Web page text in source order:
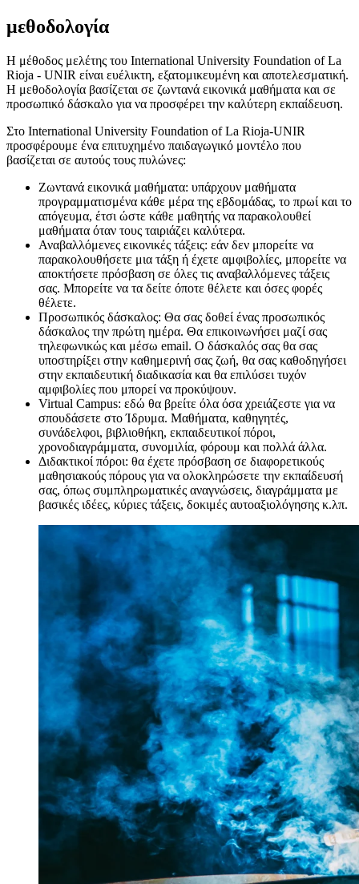
μεθοδολογία
Η μέθοδος μελέτης του International University Foundation of La
Rioja - UNIR είναι ευέλικτη, εξατομικευμένη και αποτελεσματική.
Η μεθοδολογία βασίζεται σε ζωντανά εικονικά μαθήματα και σε
προσωπικό δάσκαλο για να προσφέρει την καλύτερη εκπαίδευση.
Στο International University Foundation of La Rioja-UNIR
προσφέρουμε ένα επιτυχημένο παιδαγωγικό μοντέλο που
βασίζεται σε αυτούς τους πυλώνες:
Ζωντανά εικονικά μαθήματα: υπάρχουν μαθήματα
προγραμματισμένα κάθε μέρα της εβδομάδας, το πρωί και το
απόγευμα, έτσι ώστε κάθε μαθητής να παρακολουθεί
μαθήματα όταν τους ταιριάζει καλύτερα.
Αναβαλλόμενες εικονικές τάξεις: εάν δεν μπορείτε να
παρακολουθήσετε μια τάξη ή έχετε αμφιβολίες, μπορείτε να
αποκτήσετε πρόσβαση σε όλες τις αναβαλλόμενες τάξεις
σας. Μπορείτε να τα δείτε όποτε θέλετε και όσες φορές
θέλετε.
Προσωπικός δάσκαλος: Θα σας δοθεί ένας προσωπικός
δάσκαλος την πρώτη ημέρα. Θα επικοινωνήσει μαζί σας
τηλεφωνικώς και μέσω email. Ο δάσκαλός σας θα σας
υποστηρίξει στην καθημερινή σας ζωή, θα σας καθοδηγήσει
στην εκπαιδευτική διαδικασία και θα επιλύσει τυχόν
αμφιβολίες που μπορεί να προκύψουν.
Virtual Campus: εδώ θα βρείτε όλα όσα χρειάζεστε για να
σπουδάσετε στο Ίδρυμα. Μαθήματα, καθηγητές,
συνάδελφοι, βιβλιοθήκη, εκπαιδευτικοί πόροι,
χρονοδιαγράμματα, συνομιλία, φόρουμ και πολλά άλλα.
Διδακτικοί πόροι: θα έχετε πρόσβαση σε διαφορετικούς
μαθησιακούς πόρους για να ολοκληρώσετε την εκπαίδευσή
σας, όπως συμπληρωματικές αναγνώσεις, διαγράμματα με
βασικές ιδέες, κύριες τάξεις, δοκιμές αυτοαξιολόγησης κ.λπ.